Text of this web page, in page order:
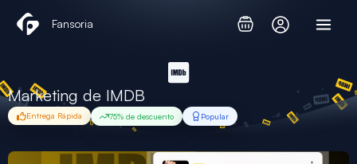
Fansoria
Marketing de IMDB
Entrega Rápida 75% de descuento Popular